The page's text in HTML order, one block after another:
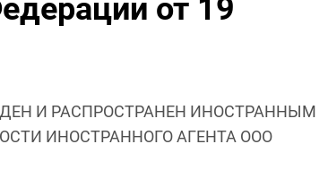
от 19
И РАСПРОСТРАНЕН ИНОСТРАННЫМ
ИНОСТРАННОГО АГЕНТА ООО